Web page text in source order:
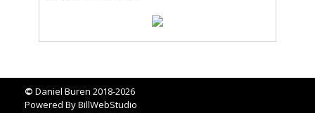
© Daniel Buren 2018-2026
Powered ByBillWebStudio